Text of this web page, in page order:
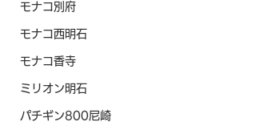
モナコ別府
モナコ西明石
モナコ香寺
ミリオン明石
パチギン800尼崎